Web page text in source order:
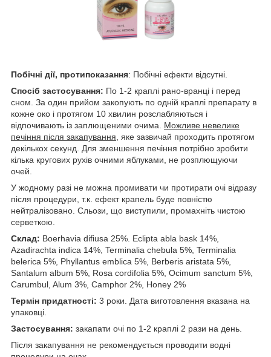
Побічні дії, протипоказання: Побічні ефекти відсутні.
Спосіб застосування: По 1-2 краплі рано-вранці і перед
сном. За один прийом закопують по одній краплі препарату в
кожне око і протягом 10 хвилин розслабляються і
відпочивають із заплющеними очима. Можливе невелике
печіння після закапування, яке зазвичай проходить протягом
декількох секунд. Для зменшення печіння потрібно зробити
кілька кругових рухів очними яблуками, не розплющуючи
очей.
У жодному разі не можна промивати чи протирати очі відразу
після процедури, т.к. ефект крапель буде повністю
нейтралізовано. Сльози, що виступили, промахніть чистою
серветкою.
Склад: Boerhavia difiusa 25%. Eclipta abla bask 14%,
Azadirachta indica 14%, Terminalia chebula 5%, Terminalia
belerica 5%, Phyllantus emblica 5%, Berberis aristata 5%,
Santalum album 5%, Rosa cordifolia 5%, Ocimum sanctum 5%,
Carumbul, Alum 3%, Camphor 2%, Honey 2%
Термін придатності: 3 роки. Дата виготовлення вказана на
упаковці.
Застосування: закапати очі по 1-2 краплі 2 рази на день.
Після закапування не рекомендується проводити водні